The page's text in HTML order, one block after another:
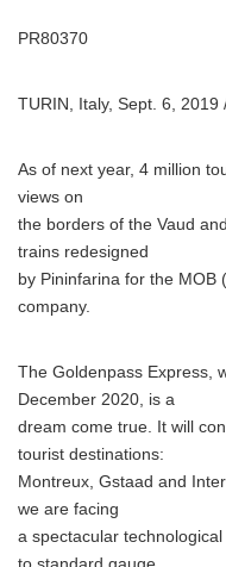
PR80370
TURIN, Italy, Sept. 6, 2019
As of next year, 4 million
views on
the borders of the Vaud
trains redesigned
by Pininfarina for the MOB
company.
The Goldenpass Express,
December 2020, is a
dream come true. It will
tourist destinations:
Montreux, Gstaad and
we are facing
a spectacular